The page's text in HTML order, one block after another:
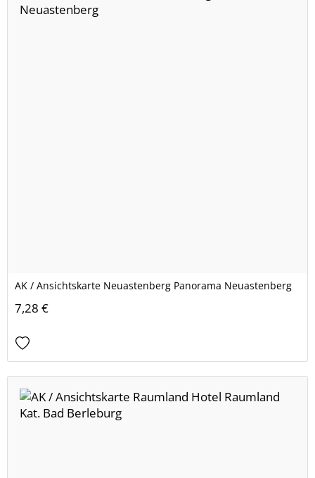
AK / Ansichtskarte Neuastenberg Panorama Neuastenberg
7,28 €